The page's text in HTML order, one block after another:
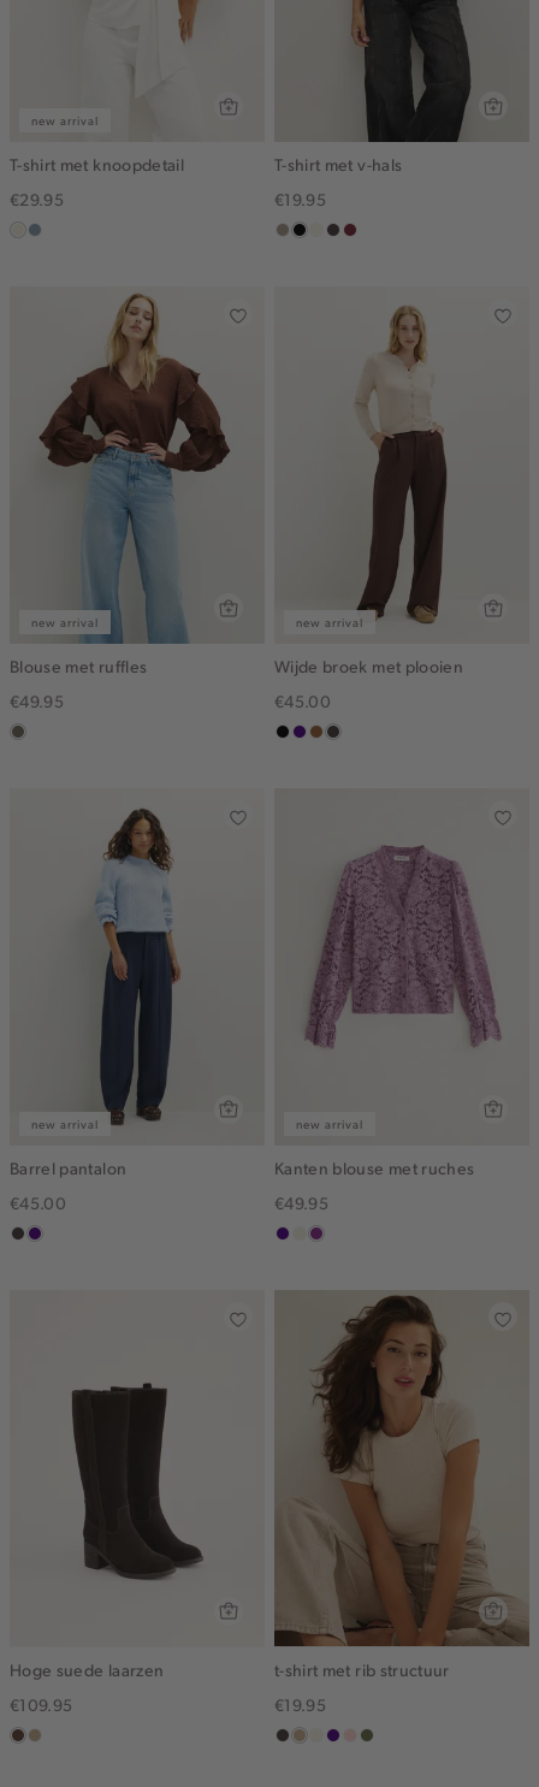
new arrival
T-shirt met knoopdetail
€29.95
ecrudusty
T-shirt met v-hals
€19.95
taupe,zwart
wit,chocobordeaux
new arrival
Blouse met ruffles
€49.95
middenbruin
new arrival
Wijde broek met plooien
€45.00
zwart
indigo
deepmocca
choco
new arrival
Barrel pantalon
€45.00
chocoindigo
new arrival
Kanten blouse met ruches
€49.95
indigo
ecrumiddenpaars
Hoge suede laarzen
€109.95
donkerbruin
zand
t-shirt met rib structuur
€19.95
chocozandwit,indigo
pinkgroen,